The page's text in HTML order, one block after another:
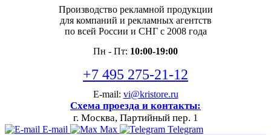
Производство рекламной продукции
для компаний и рекламных агентств
по всей России и СНГ с 2008 года
Пн - Пт: 10:00-19:00
+7 495 275-21-12
E-mail: vi@kristore.ru
Схема проезда и контакты:
г. Москва, Партийный пер. 1
E-mail Max Telegram